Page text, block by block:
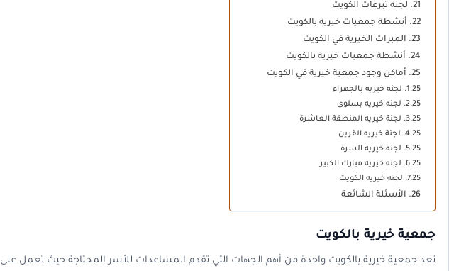
لجنة تبرعات الكويت
أنشطة جمعيات خيرية بالكويت
المبرات الخيرية في الكويت
أنشطة جمعيات خيرية بالكويت
أماكن وجود جمعية خيرية في الكويت
لجنه خيريه بالجهراء
لجنه خيريه بسلوى
لجنة خيريه المنطقة العاشرة
لجنة خيريه القرين
لجنه خيريه السرة
لجنه خيريه مبارك الكبير
لجنه خيريه الكويت
الأسئلة الشائعة
جمعية خيرية بالكويت
تعد جمعية خيرية بالكويت واحدة من أهم الجهات التي تقدم المساعدات للأسر المحتاجة حيث تعمل على